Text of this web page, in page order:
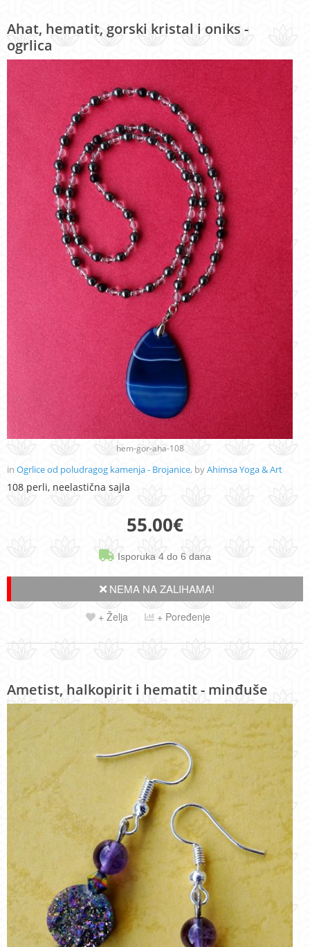
Ahat, hematit, gorski kristal i oniks -
ogrlica
hem-gor-aha-108
in Ogrlice od poludragog kamenja - Brojanice, byAhimsa Yoga & Art
108 perli, neelastična sajla
55.00€
Isporuka 4 do 6 dana
NEMA NA ZALIHAMA!
+ Želja + Poređenje
Ametist, halkopirit i hematit - minđuše